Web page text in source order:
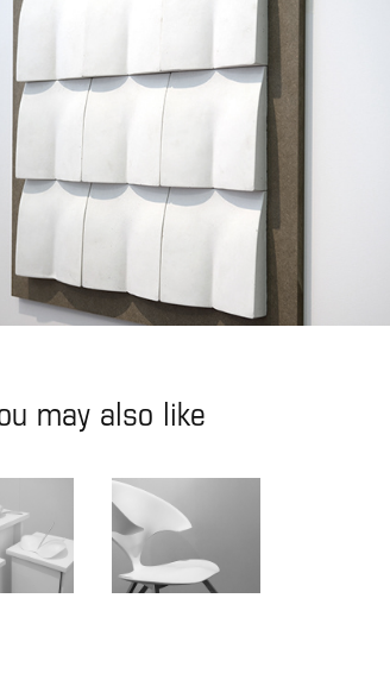
may also like
Hedonê